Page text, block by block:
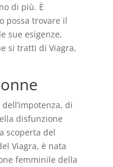
di più. È
possa trovare il
sue esigenze,
si tratti di Viagra,
di
disfunzione
scoperta del
Viagra, è nata
femminile della